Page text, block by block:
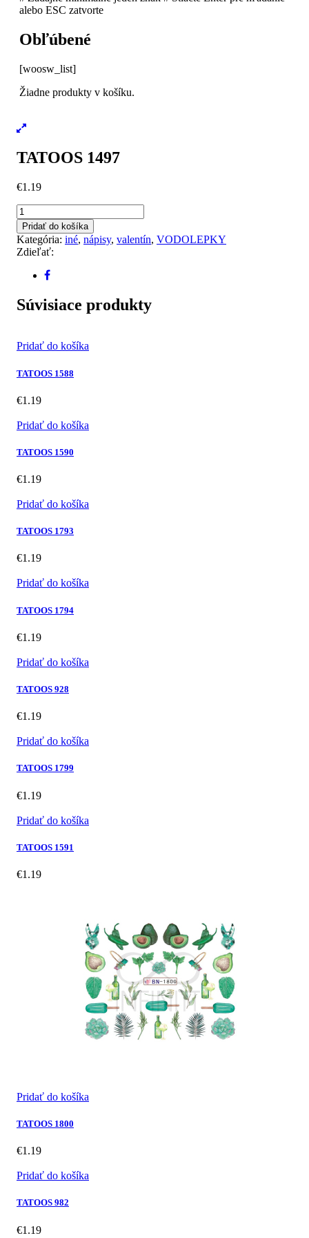
alebo ESC zatvorte
Obľúbené
[woosw_list]
Žiadne produkty v košíku.
TATOOS 1497
€1.19
množstvo
TATOOS
1497
Pridať do košíka
Kategória: iné, nápisy, valentín, VODOLEPKY
Zdieľať:
Súvisiace produkty
Pridať do košíka
TATOOS 1588
€1.19
Pridať do košíka
TATOOS 1590
€1.19
Pridať do košíka
TATOOS 1793
€1.19
Pridať do košíka
TATOOS 1794
€1.19
Pridať do košíka
TATOOS 928
€1.19
Pridať do košíka
TATOOS 1799
€1.19
Pridať do košíka
TATOOS 1591
€1.19
Pridať do košíka
TATOOS 1800
€1.19
Pridať do košíka
TATOOS 982
€1.19